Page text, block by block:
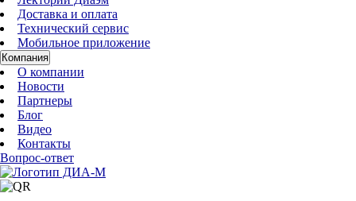
Доставка и оплата
Технический сервис
Мобильное приложение
Компания
О компании
Новости
Партнеры
Блог
Видео
Контакты
Вопрос-ответ